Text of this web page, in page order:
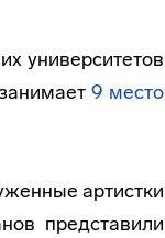
университетов
9 место
артистки
представили